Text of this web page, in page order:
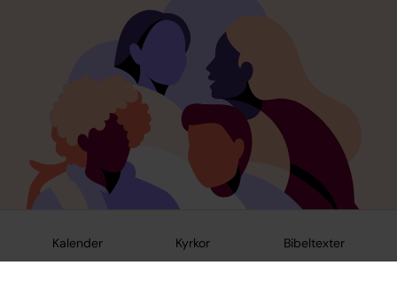
Kalender Kyrkor Bibeltexter